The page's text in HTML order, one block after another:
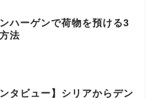
ハーゲンで荷物を預ける3
法
ンタビュー】シリアからデン